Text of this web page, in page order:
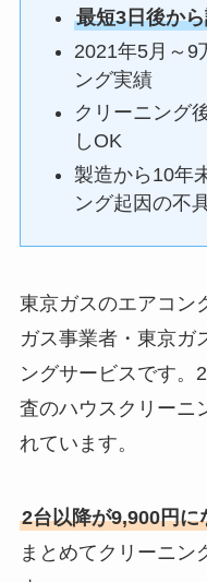
最短3日後か
2021年5月～9
ング実績
クリーニング
しOK
製造から10年
ング起因の不
東京ガスのエアコン
ガス事業者・東京ガ
ングサービスです。
査のハウスクリーニ
れています。
2台以降が9,900円に
まとめてクリーニン